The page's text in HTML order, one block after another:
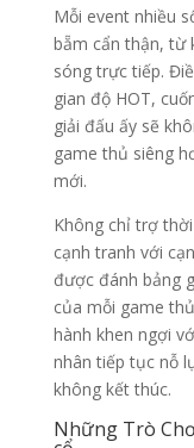
Mỗi event nhiều
bẵm cẩn thận, từ
sóng trực tiếp.
gian độ HOT,
giải đấu ấy sẽ
game thủ siêng
mới.
Không chỉ trợ
cạnh tranh với
được đánh bảng
của mỗi game
hành khen ngợi
nhân tiếp tục nỗ
không kết thúc.
Những Trò